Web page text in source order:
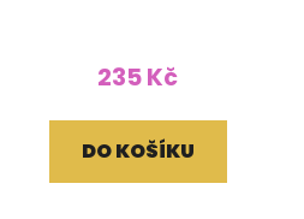
235 Kč
DO KOŠÍKU